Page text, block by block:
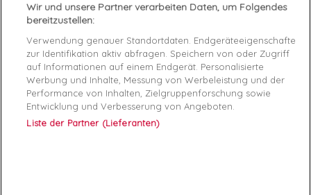
Matière
Conseil pointure Prenez votre pointure habituelle
Genre Homme
Fermeture Lacets
Wir und unsere Partner verarbeiten Daten, um Folgendes
bereitzustellen:
Verwendung genauer Standortdaten. Endgeräteeigenschaften
zur Identifikation aktiv abfragen. Speichern von oder Zugriff
auf Informationen auf einem Endgerät. Personalisierte
Werbung und Inhalte, Messung von Werbeleistung und der
Performance von Inhalten, Zielgruppenforschung sowie
Entwicklung und Verbesserung von Angeboten.
Liste der Partner (Lieferanten)